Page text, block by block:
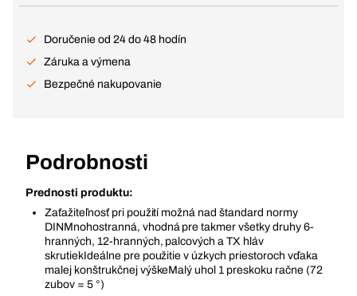
Doručenie od 24 do 48 hodín
Záruka a výmena
Bezpečné nakupovanie
Podrobnosti
Prednosti produktu:
Zaťažiteľnosť pri použití možná nad štandard normy
DINMnohostranná, vhodná pre takmer všetky druhy 6-
hranných, 12-hranných, palcových a TX hláv
skrutiekIdeálne pre použitie v úzkych priestoroch vďaka
malej konštrukčnej výškeMalý uhol 1 preskoku račne (72
zubov = 5 °)